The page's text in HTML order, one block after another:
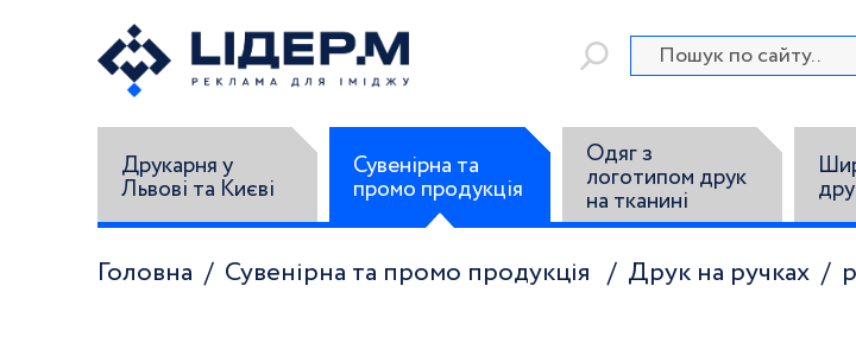
Друкарня у
Львові та Києві
Сувенірна та
промо продукція
Одяг з
логотипом друк
на тканині
Головна Сувенірна та промо продукція Друк на ручках